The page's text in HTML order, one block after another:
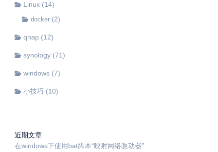
Linux (14)
docker (2)
qnap (12)
synology (71)
windows (7)
小技巧 (10)
近期文章
在windows下使用bat脚本“映射网络驱动器”